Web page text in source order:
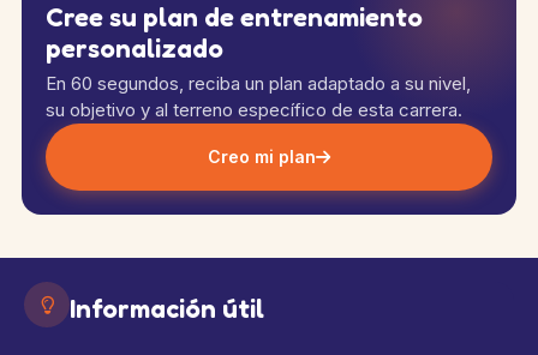
Cree su plan de entrenamiento
personalizado
En 60 segundos, reciba un plan adaptado a su nivel,
su objetivo y al terreno específico de esta carrera.
Creo mi plan
Información útil